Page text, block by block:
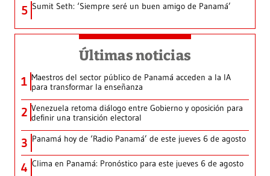
5 Sumit Seth: ‘Siempre seré un buen amigo de Panamá’
Últimas noticias
1 Maestros del sector público de Panamá acceden a la IA
para transformar la enseñanza
2 Venezuela retoma diálogo entre Gobierno y oposición para
definir una transición electoral
3 Panamá hoy de ‘Radio Panamá’ de este jueves 6 de agosto
4 Clima en Panamá: Pronóstico para este jueves 6 de agosto